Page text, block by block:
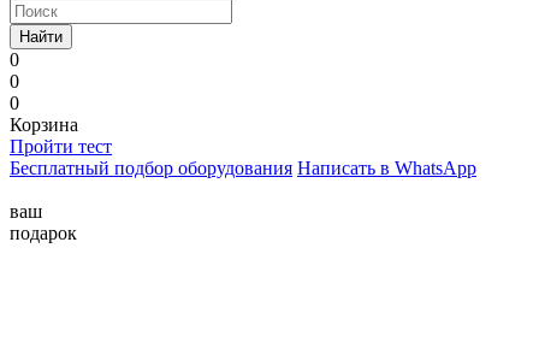
Найти
0
0
0
Корзина
Пройти тест
Бесплатный подбор оборудования Написать в WhatsApp
ваш
подарок